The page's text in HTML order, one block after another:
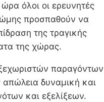
όλοι οι ερευνητές
προσπαθούν να
της τραγικής
της χώρας.
παραγόντων
δυναμική και
και εξελίξεων.